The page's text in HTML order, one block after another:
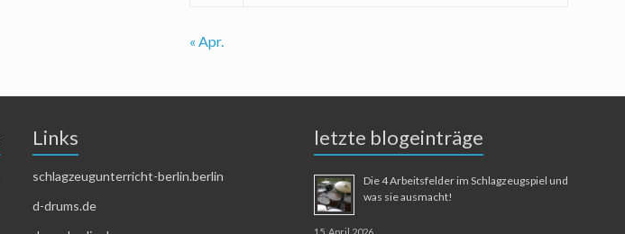
« Apr.
Links
schlagzeugunterricht-berlin.berlin
d-drums.de
letzte blogeinträge
Die 4 Arbeitsfelder im Schlagzeugspiel und
was sie ausmacht!